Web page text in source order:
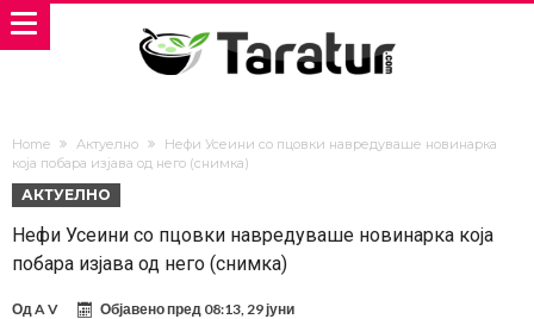
Home Актуелно
Нефи Усеини со пцовки навредуваше новинарка
која побара изјава од него (снимка)
АКТУЕЛНО
Нефи Усеини со пцовки навредуваше новинарка која
побара изјава од него (снимка)
ОдA V Објавено пред 08:13, 29 јуни